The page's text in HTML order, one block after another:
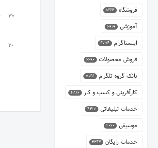
20
30
فروشگاه 8662
آموزشی 6919
اینستاگرام 6794
فروش محصولات 6690
بانک گروه تلگرام 5068
کارآفرینی و کسب و کار 4866
خدمات تبلیغاتی 4417
موسیقی 4060
خدمات رایگان 3363